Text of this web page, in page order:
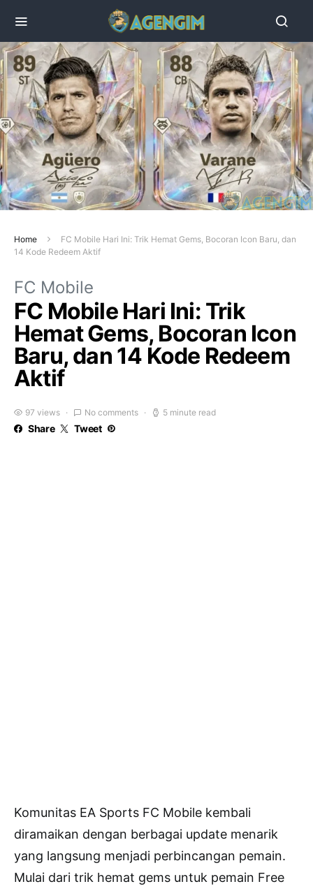
Home
FC Mobile Hari Ini: Trik Hemat Gems, Bocoran Icon Baru, dan
14 Kode Redeem Aktif
FC Mobile
FC Mobile Hari Ini: Trik
Hemat Gems, Bocoran Icon
Baru, dan 14 Kode Redeem
Aktif
97 views No comments 5 minute read
Share Tweet
Komunitas EA Sports FC Mobile kembali
diramaikan dengan berbagai update menarik
yang langsung menjadi perbincangan pemain.
Mulai dari trik hemat gems untuk pemain Free